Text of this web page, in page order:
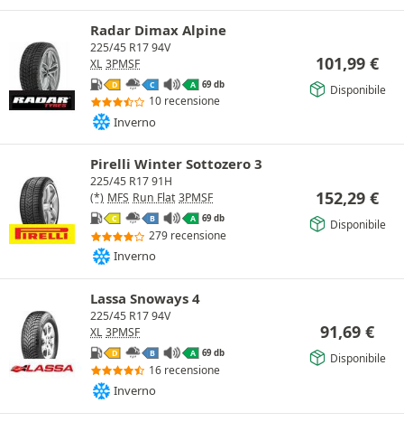
Radar Dimax Alpine
225/45 R17 94V
XL 3PMSF
D C A 69 db
10 recensione
Inverno
101,99 €
Disponibile
Pirelli Winter Sottozero 3
225/45 R17 91H
(*) MFS Run Flat 3PMSF
C B A 69 db
279 recensione
Inverno
152,29 €
Disponibile
Lassa Snoways 4
225/45 R17 94V
XL 3PMSF
D B A 69 db
16 recensione
Inverno
91,69 €
Disponibile